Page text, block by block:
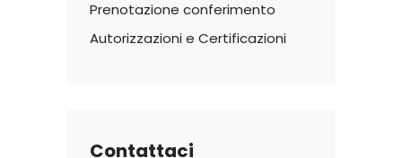
Prenotazione conferimento
Autorizzazioni e Certificazioni
Contattaci